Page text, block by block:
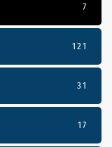
7
121
31
17